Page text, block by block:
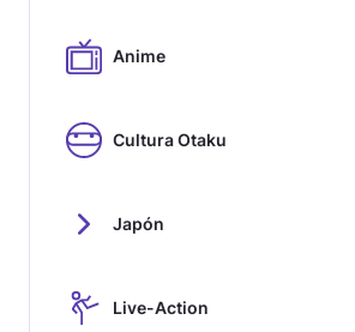
Anime
Cultura Otaku
Japón
Live-Action